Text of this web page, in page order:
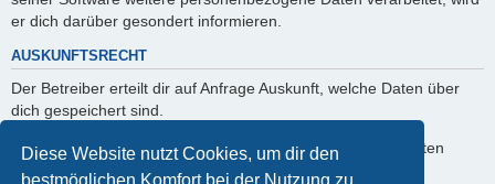
Diese Website nutzt Cookies, um dir den
bestmöglichen Komfort bei der Nutzung zu
er dich darüber gesondert informieren.
AUSKUNFTSRECHT
Der Betreiber erteilt dir auf Anfrage Auskunft, welche Daten über
dich gespeichert sind.
Du kannst jederzeit die Löschung bzw. Sperrung deiner Daten
verlangen. Kontaktiere hierzu bitte den Betreiber.